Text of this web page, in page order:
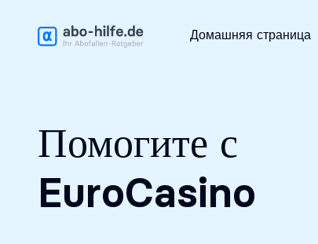
Домашняя страница
Помогите с
EuroCasino